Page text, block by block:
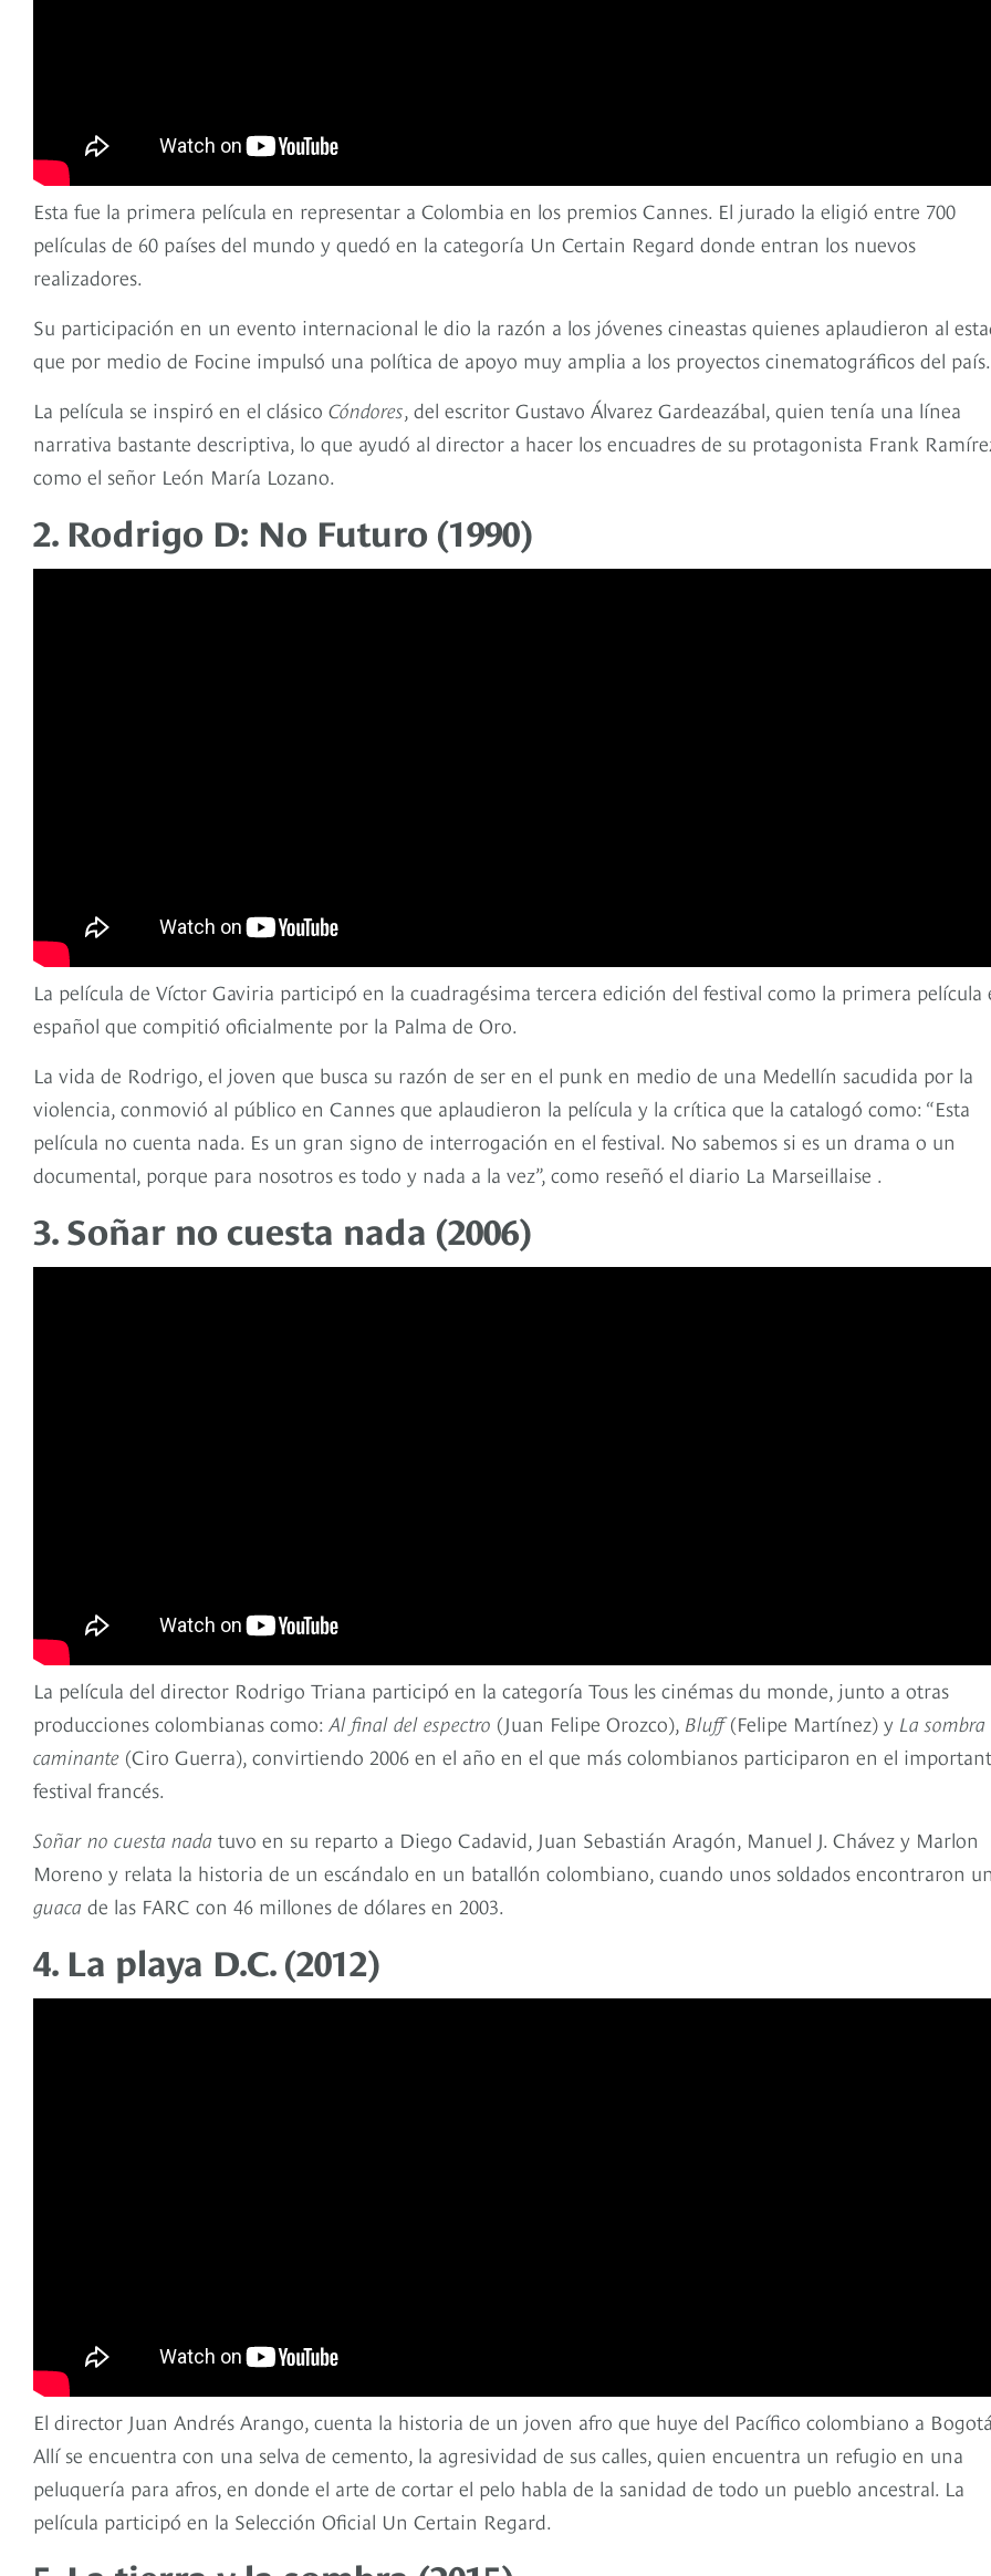
Esta fue la primera película en representar a Colombia en los premios Cannes. El jurado la eligió entre 700
películas de 60 países del mundo y quedó en la categoría Un Certain Regard donde entran los nuevos
realizadores.
Su participación en un evento internacional le dio la razón a los jóvenes cineastas quienes aplaudieron al
que por medio de Focine impulsó una política de apoyo muy amplia a los proyectos cinematográficos del país.
La película se inspiró en el clásico Cóndores, del escritor Gustavo Álvarez Gardeazábal, quien tenía una línea
narrativa bastante descriptiva, lo que ayudó al director a hacer los encuadres de su protagonista Frank
como el señor León María Lozano.
2. Rodrigo D: No Futuro (1990)
La película de Víctor Gaviria participó en la cuadragésima tercera edición del festival como la primera película
español que compitió oficialmente por la Palma de Oro.
La vida de Rodrigo, el joven que busca su razón de ser en el punk en medio de una Medellín sacudida por la
violencia, conmovió al público en Cannes que aplaudieron la película y la crítica que la catalogó como: “Esta
película no cuenta nada. Es un gran signo de interrogación en el festival. No sabemos si es un drama o un
documental, porque para nosotros es todo y nada a la vez”, como reseñó el diario La Marseillaise .
3. Soñar no cuesta nada (2006)
La película del director Rodrigo Triana participó en la categoría Tous les cinémas du monde, junto a otras
producciones colombianas como:Al final del espectro (Juan Felipe Orozco), Bluff(Felipe Martínez) y La
caminante (Ciro Guerra), convirtiendo 2006 en el año en el que más colombianos participaron en el
festival francés.
Soñar no cuesta nada tuvo en su reparto a Diego Cadavid, Juan Sebastián Aragón, Manuel J. Chávez y Marlon
Moreno y relata la historia de un escándalo en un batallón colombiano, cuando unos soldados encontraron
guaca de las FARC con 46 millones de dólares en 2003.
4. La playa D.C. (2012)
El director Juan Andrés Arango, cuenta la historia de un joven afro que huye del Pacífico colombiano a
Allí se encuentra con una selva de cemento, la agresividad de sus calles, quien encuentra un refugio en una
peluquería para afros, en donde el arte de cortar el pelo habla de la sanidad de todo un pueblo ancestral. La
película participó en la Selección Oficial Un Certain Regard.